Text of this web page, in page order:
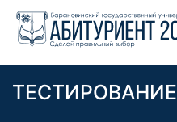
ТЕСТИРОВАНИЕ